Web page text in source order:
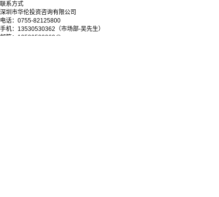
联系方式
深圳市华伦投资咨询有限公司
电话：0755-82125800
手机：13530530362（市场部-吴先生）
邮箱：13530530362@qq.com